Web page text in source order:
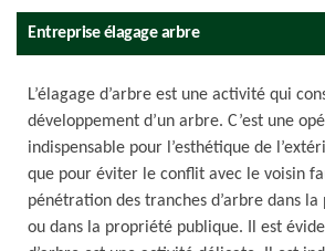
Entreprise élagage arbre
L’élagage d’arbre est une activité qui
développement d’un arbre. C’est une
indispensable pour l’esthétique de
que pour éviter le conflit avec le voisin
pénétration des tranches d’arbre dans
ou dans la propriété publique. Il est